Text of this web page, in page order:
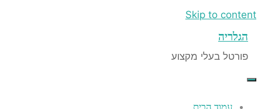
Skip to content
הגלריה
פורטל בעלי מקצוע
עמוד הבית